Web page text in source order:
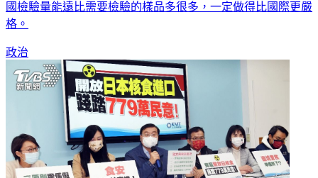
政府一定嚴格以科學證據把關，讓國民食品安全滴水不漏，我
國檢驗量能遠比需要檢驗的樣品多很多，一定做得比國際更嚴
政治